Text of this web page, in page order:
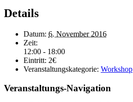
Details
Datum: 6. November 2016
Zeit:
12:00 - 18:00
Eintritt: 2€
Veranstaltungskategorie: Workshop
Veranstaltungs-Navigation